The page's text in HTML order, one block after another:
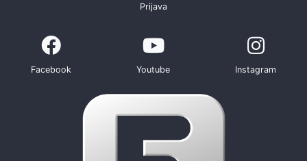
Prijava
Facebook Youtube Instagram